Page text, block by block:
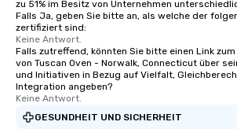
zu 51% im Besitz von Unternehmen
Falls Ja, geben Sie bitte an, als welche der
zertifiziert sind:
Keine Antwort.
Falls zutreffend, könnten Sie bitte einen Link
von Tuscan Oven - Norwalk, Connecticut über
und Initiativen in Bezug auf Vielfalt,
Integration angeben?
Keine Antwort.
GESUNDHEIT UND SICHERHEIT